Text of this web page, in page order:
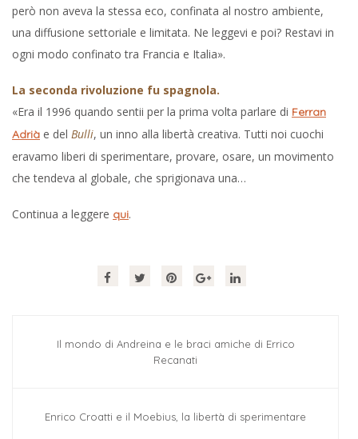
però non aveva la stessa eco, confinata al nostro ambiente,
una diffusione settoriale e limitata. Ne leggevi e poi? Restavi in
ogni modo confinato tra Francia e Italia».
La seconda rivoluzione fu spagnola.
«Era il 1996 quando sentii per la prima volta parlare di Ferran
Adrià e del Bulli, un inno alla libertà creativa. Tutti noi cuochi
eravamo liberi di sperimentare, provare, osare, un movimento
che tendeva al globale, che sprigionava una…
Continua a leggere qui.
Il mondo di Andreina e le braci amiche di Errico
Recanati
Enrico Croatti e il Moebius, la libertà di sperimentare